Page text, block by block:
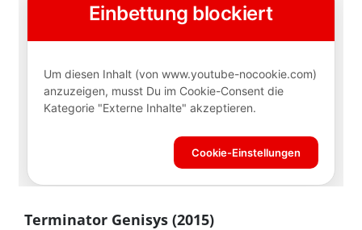
Terminator Genisys (2015)